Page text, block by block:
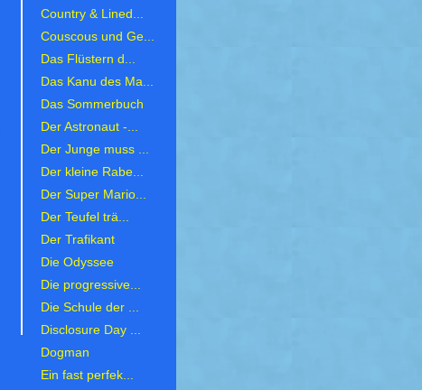
Country & Lined...
Couscous und Ge...
Das Flüstern d...
Das Kanu des Ma...
Das Sommerbuch
Der Astronaut -...
Der Junge muss ...
Der kleine Rabe...
Der Super Mario...
Der Teufel trä...
Der Trafikant
Die Odyssee
Die progressive...
Die Schule der ...
Disclosure Day ...
Dogman
Ein fast perfek...